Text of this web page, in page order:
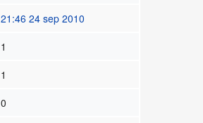
21:46 24 sep 2010
1
1
0